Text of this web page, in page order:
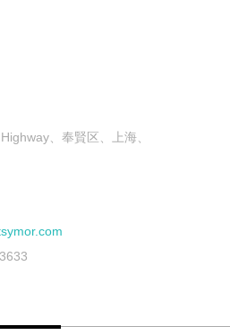
、奉賢区、上海、